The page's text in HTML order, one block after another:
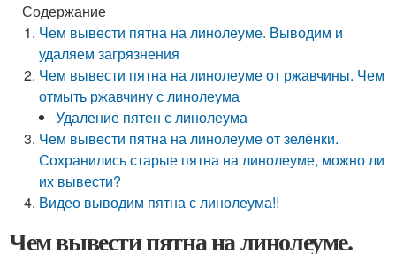
Содержание
Чем вывести пятна на линолеуме. Выводим и
удаляем загрязнения
Чем вывести пятна на линолеуме от ржавчины. Чем
отмыть ржавчину с линолеума
Удаление пятен с линолеума
Чем вывести пятна на линолеуме от зелёнки.
Сохранились старые пятна на линолеуме, можно ли
их вывести?
Видео выводим пятна с линолеума!!
Чем вывести пятна на линолеуме.